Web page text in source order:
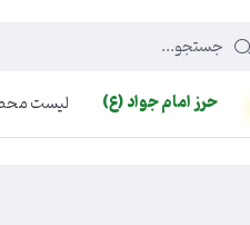
حرز امام جواد (ع) لیست